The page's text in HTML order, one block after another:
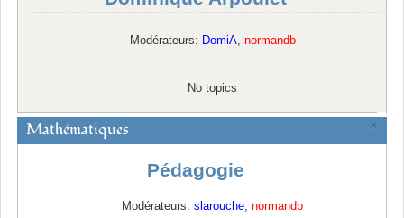
Modérateurs: DomiA, normandb
No topics
×
Mathématiques
Pédagogie
Modérateurs:slarouche ,normandb